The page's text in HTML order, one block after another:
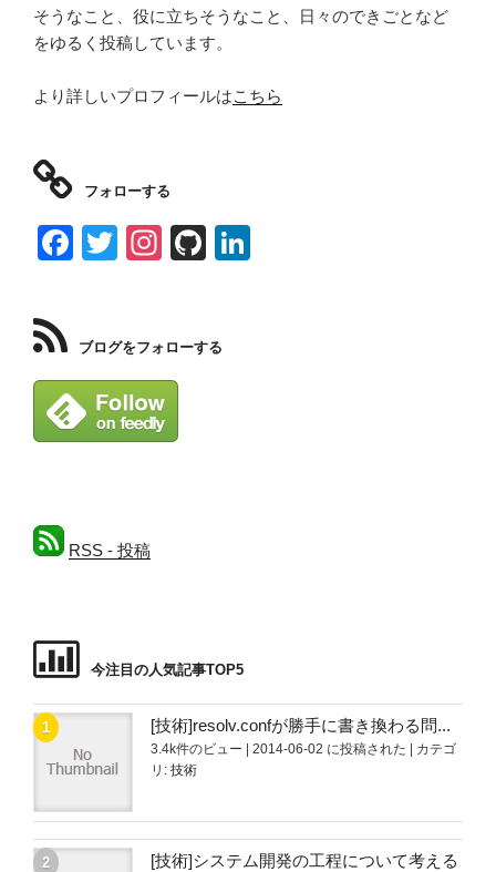
そうなこと、役に立ちそうなこと、日々のできごとなど
をゆるく投稿しています。
より詳しいプロフィールはこちら
フォローする
F
e
b
o
o
T
er
In
gr
a
m
Gi
b
ブログをフォローする
RSS - 投稿
今注目の人気記事TOP5
[技術]resolv.confが勝手に書き換わる問...
3.4k件のビュー 2014-06-02 に投稿された
カテゴ
リ: 技術
[技術]システム開発の工程について考える